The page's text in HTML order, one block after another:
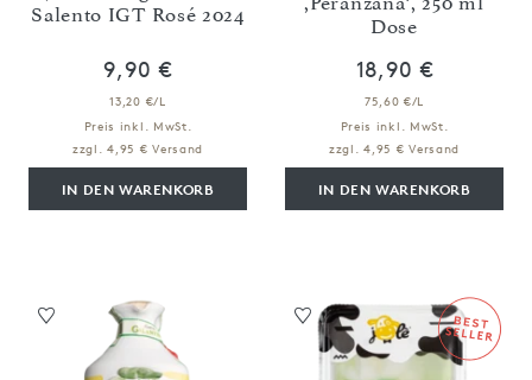
Salento IGT Rosé 2024
9,90 €
13,20 €/L
Preis inkl. MwSt.
zzgl. 4,95 € Versand
IN DEN WARENKORB
Dose
18,90 €
75,60 €/L
Preis inkl. MwSt.
zzgl. 4,95 € Versand
IN DEN WARENKORB